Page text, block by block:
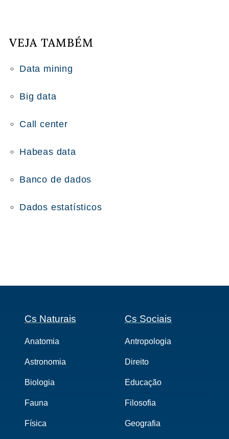
VEJA TAMBÉM
Data mining
Big data
Call center
Habeas data
Banco de dados
Dados estatísticos
Cs Naturais
Anatomia
Astronomia
Biologia
Fauna
Física
Cs Sociais
Antropologia
Direito
Educação
Filosofia
Geografia